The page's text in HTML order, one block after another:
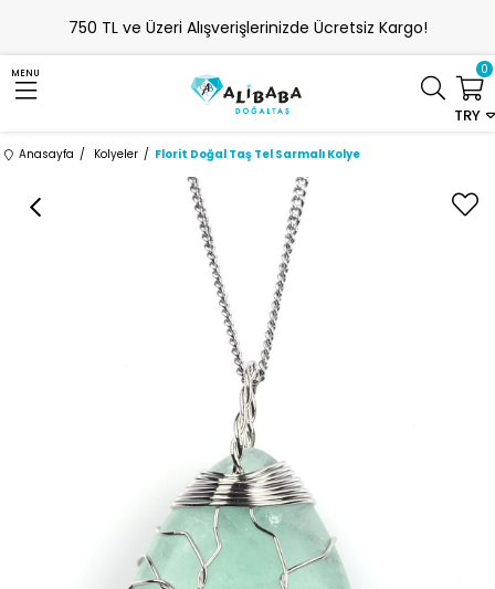
750 TL ve Üzeri Alışverişlerinizde Ücretsiz Kargo!
MENU
TRY
0
Anasayfa Kolyeler Florit Doğal Taş Tel Sarmalı Kolye